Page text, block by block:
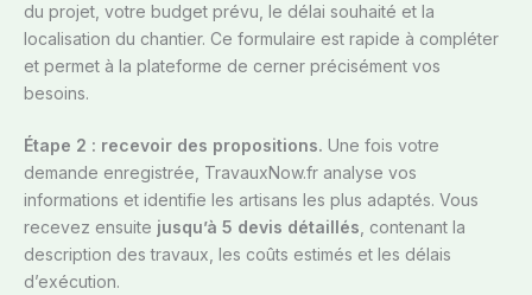
du projet, votre budget prévu, le délai souhaité et la
localisation du chantier. Ce formulaire est rapide à compléter
et permet à la plateforme de cerner précisément vos
besoins.
Étape 2 : recevoir des propositions. Une fois votre
demande enregistrée, TravauxNow.fr analyse vos
informations et identifie les artisans les plus adaptés. Vous
recevez ensuite jusqu’à 5 devis détaillés , contenant la
description des travaux, les coûts estimés et les délais
d’exécution.